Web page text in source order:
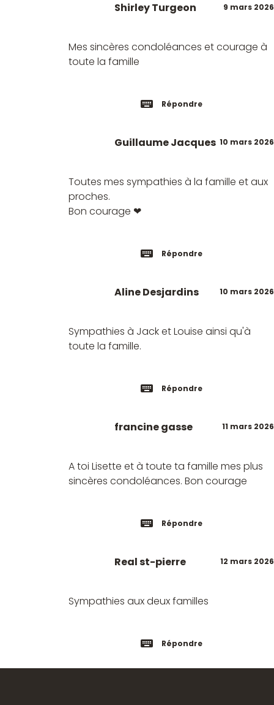
9 mars 2026
Shirley Turgeon
Mes sincères condoléances et courage à
toute la famille
Répondre
10 mars 2026
Guillaume Jacques
Toutes mes sympathies à la famille et aux
proches.
Bon courage ❤
Répondre
10 mars 2026
Aline Desjardins
Sympathies à Jack et Louise ainsi qu'à
toute la famille.
Répondre
11 mars 2026
francine gasse
A toi Lisette et à toute ta famille mes plus
sincères condoléances. Bon courage
Répondre
12 mars 2026
Real st-pierre
Sympathies aux deux familles
Répondre